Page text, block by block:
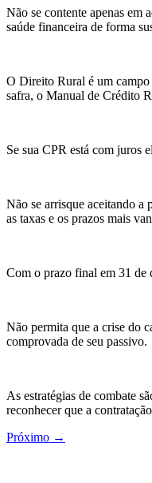
Não se contente apenas em
saúde financeira de forma
O Direito Rural é um campo
safra, o Manual de Crédito
Se sua CPR está com juros
Não se arrisque aceitando a
as taxas e os prazos mais
Com o prazo final em 31 de
Não permita que a crise do
comprovada de seu passivo.
As estratégias de combate
reconhecer que a
Próximo →